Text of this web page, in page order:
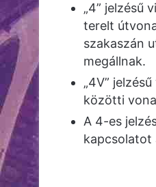
„4” jelzésű
terelt
szakaszán
megállnak.
„4V”
közötti
A 4-es
kapcsolatot